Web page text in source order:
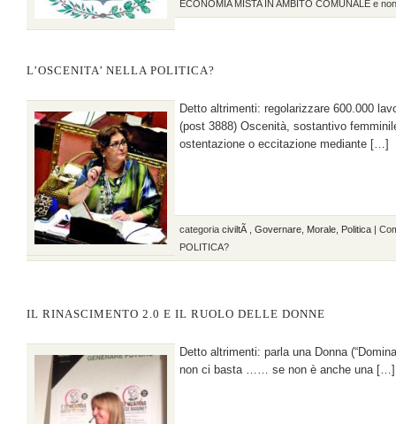
ECONOMIA MISTA IN AMBITO COMUNALE e
L’OSCENITA’ NELLA POLITICA?
Detto altrimenti: regolarizzare 600.000
(post 3888) Oscenità, sostantivo
ostentazione o eccitazione mediante […]
categoria civiltÃ Governare Morale Politica |
POLITICA?
IL RINASCIMENTO 2.0 E IL RUOLO DELLE DONNE
Detto altrimenti: parla una Donna
non ci basta …… se non è anche una […]